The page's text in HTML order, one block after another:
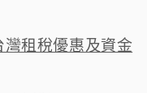
灣租稅優惠及資金